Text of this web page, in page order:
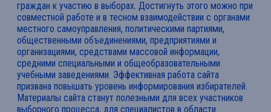
граждан к участию в выборах. Достигнуть этого можно при
совместной работе и в тесном взаимодействии с органами
местного самоуправления, политическими партиями,
общественными объединениями, предприятиями и
организациями, средствами массовой информации,
средними специальными и общеобразовательными
учебными заведениями. Эффективная работа сайта
призвана повышать уровень информирования избирателей.
Материалы сайта станут полезными для всех участников
выборного процесса, для специалистов в области